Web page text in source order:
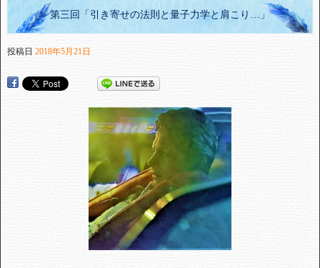
第三回「引き寄せの法則と量子力学と肩こり…」
投稿日 2018年5月21日